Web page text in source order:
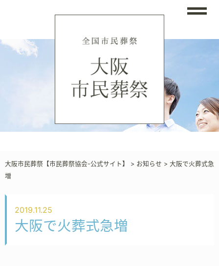
大阪市民葬祭【市民葬祭協会-公式サイト】 > お知らせ > 大阪で火葬式急
増
2019.11.25
大阪で火葬式急増